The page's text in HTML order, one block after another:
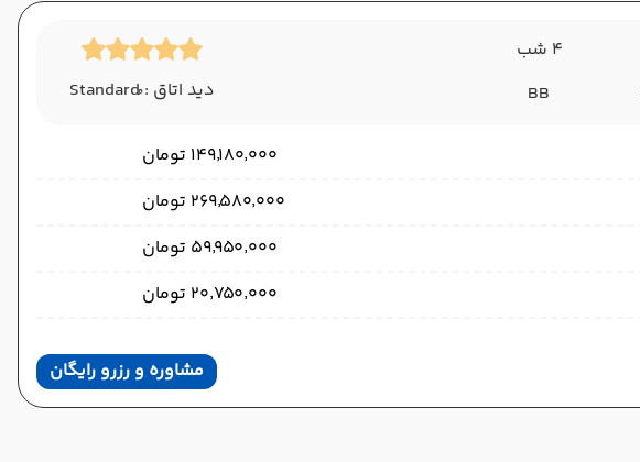
4 شب
BB
دید اتاق : ُStandard
۱۴۹٬۱۸۰٬۰۰۰ تومان
۲۶۹٬۵۸۰٬۰۰۰ تومان
۵۹٬۹۵۰٬۰۰۰ تومان
۲۰٬۷۵۰٬۰۰۰ تومان
مشاوره و رزرو رایگان